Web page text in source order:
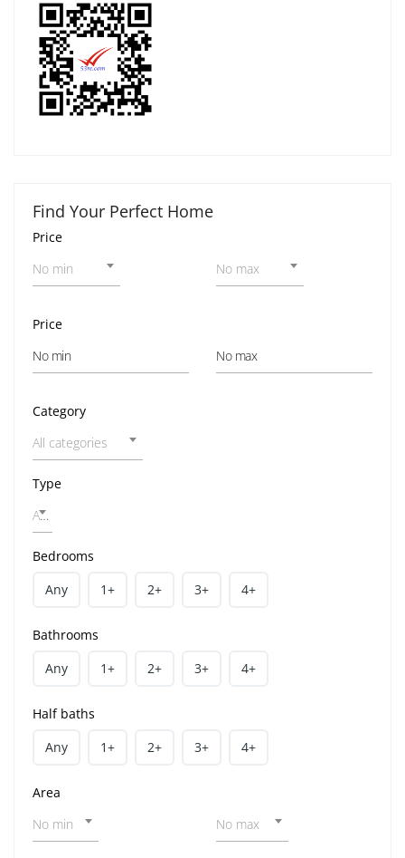
Find Your Perfect Home
Price
No min
No max
Price
Category
All categories
Type
All home types
Bedrooms
Any
1+ 2+ 3+ 4+
Bathrooms
Any
1+ 2+ 3+ 4+
Half baths
Any
1+ 2+ 3+ 4+
Area
No min
No max